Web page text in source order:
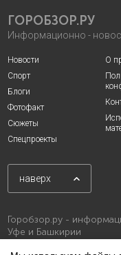
ГОРОБЗОР.РУ
Информационно -
Новости
Спорт
Блоги
Фотофакт
Сюжеты
Спецпроекты
О
наверх
Горобзор.ру -
Уфе и Башкирии